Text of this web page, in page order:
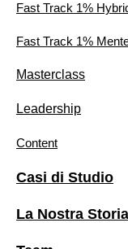
Fast Track 1%
Fast Track 1%
Masterclass
Leadership
Content
Casi di Studio
La Nostra Storia